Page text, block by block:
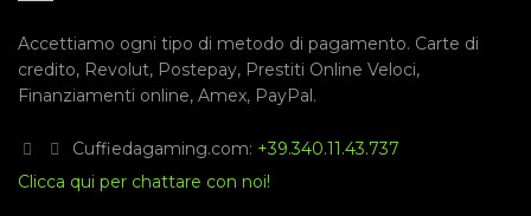
Accettiamo ogni tipo di metodo di pagamento. Carte di
credito, Revolut, Postepay, Prestiti Online Veloci,
Finanziamenti online, Amex, PayPal.
Cuffiedagaming.com: +39.340.11.43.737
Clicca qui per chattare con noi!